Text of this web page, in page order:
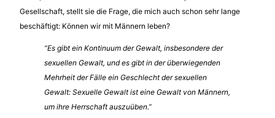
Gesellschaft, stellt sie die Frage, die mich auch schon sehr lange
beschäftigt: Können wir mit Männern leben?
“Es gibt ein Kontinuum der Gewalt, insbesondere der
sexuellen Gewalt, und es gibt in der überwiegenden
Mehrheit der Fälle ein Geschlecht der sexuellen
Gewalt: Sexuelle Gewalt ist eine Gewalt von Männern,
um ihre Herrschaft auszuüben.”